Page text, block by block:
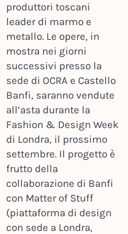
produttori toscani
leader di marmo e
metallo. Le opere, in
mostra nei giorni
successivi presso la
sede di OCRA e Castello
Banfi, saranno vendute
all’asta durante la
Fashion & Design Week
di Londra, il prossimo
settembre. Il progetto è
frutto della
collaborazione di Banfi
con Matter of Stuff
(piattaforma di design
con sede a Londra,